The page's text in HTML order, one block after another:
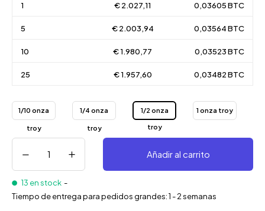
1 € 2.027,11 0,03605 BTC
5 € 2.003,94 0,03564 BTC
10 € 1.980,77 0,03523 BTC
25 € 1.957,60 0,03482 BTC
1/10 onza
troy
1/4 onza
troy
1/2 onza
troy
1 onza troy
Añadir al carrito
13 en stock -
Tiempo de entrega para pedidos grandes: 1 - 2 semanas